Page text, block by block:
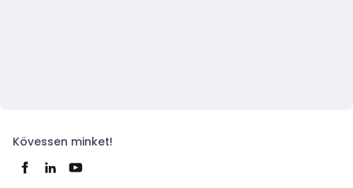
Kövessen minket!